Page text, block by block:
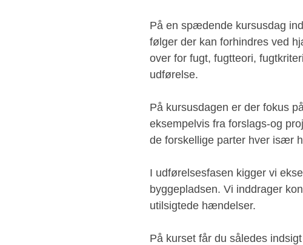
På en spædende kursusdag
følger der kan forhindres ved
over for fugt, fugtteori,
udførelse.
På kursusdagen er der fokus
eksempelvis fra forslags-og
de forskellige parter hver især
I udførelsesfasen kigger vi
byggepladsen. Vi inddrager
utilsigtede hændelser.
På kurset får du således